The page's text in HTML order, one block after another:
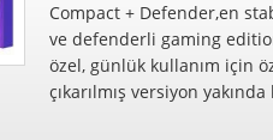
Compact + Defender,en
ve defenderli gaming
özel, günlük kullanım için
çıkarılmış versiyon